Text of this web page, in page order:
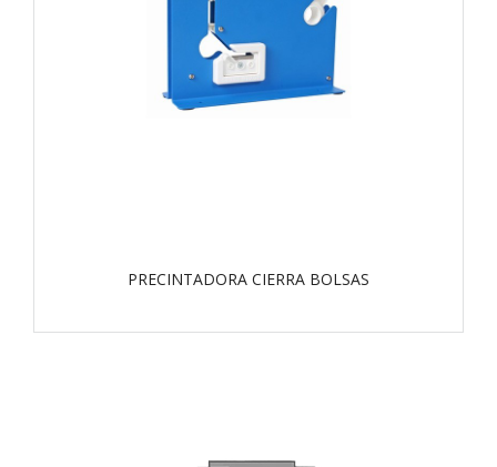
PRECINTADORA CIERRA BOLSAS